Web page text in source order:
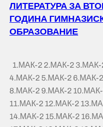
ЛИТЕРАТУРА ЗА
ГОДИНА
ОБРАЗОВАНИЕ
1.МАК-2 2.МАК-2 3.МАК-
4.МАК-2 5.МАК-2 6.МАК-
8.МАК-2 9.МАК-2
11.МАК-2 12.МАК-2
14.МАК-2 15.МАК-2